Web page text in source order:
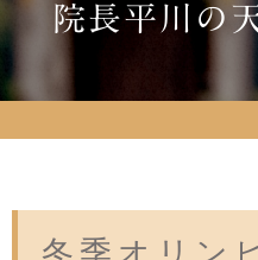
院長平川の